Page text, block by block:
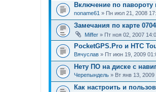
Включение по павороту
noname61 » Пн июл 21, 2008
Замечания по карте 0704
Miffer » Пт ноя 02, 2007
PocketGPS.Pro и HTC
Вячуслав » Пт июн 19, 2009
Нету ПО на диске с
Черепындель » Вт янв 13, 2009
Как настроить и